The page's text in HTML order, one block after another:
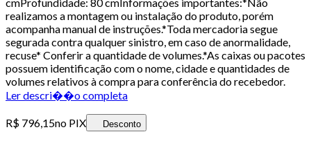
realizamos a montagem ou instalação do produto, porém
acompanha manual de instruções.*Toda mercadoria segue
segurada contra qualquer sinistro, em caso de anormalidade,
recuse* Conferir a quantidade de volumes.*As caixas ou pacotes
possuem identificação com o nome, cidade e quantidades de
volumes relativos à compra para conferência do recebedor.
Ler descri��o completa
R$ 796,15no PIX Desconto